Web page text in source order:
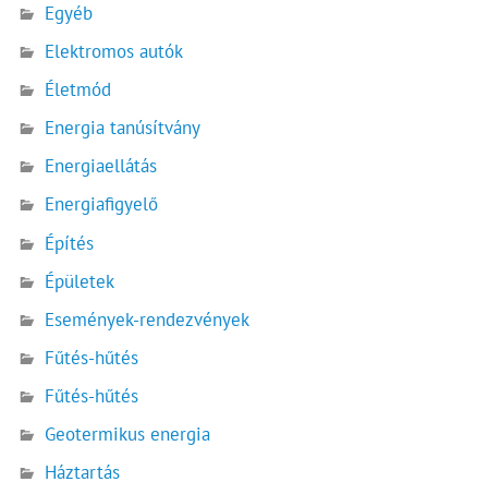
Egyéb
Elektromos autók
Életmód
Energia tanúsítvány
Energiaellátás
Energiafigyelő
Építés
Épületek
Események-rendezvények
Fűtés-hűtés
Fűtés-hűtés
Geotermikus energia
Háztartás